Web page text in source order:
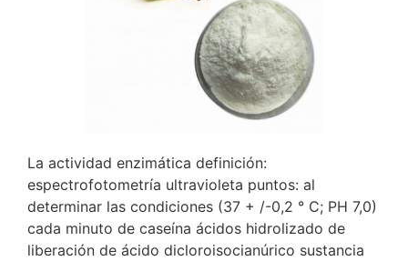
La actividad enzimática definición:
espectrofotometría ultravioleta puntos: al
determinar las condiciones (37 + /-0,2 ° C; PH 7,0)
cada minuto de caseína ácidos hidrolizado de
liberación de ácido dicloroisocianúrico sustancia